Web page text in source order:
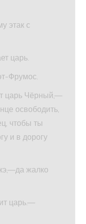
этак с
царь.
Фрумос.
царь Чёрный,—
освободить,
чтобы ты
и в дорогу
жалко
царь.—